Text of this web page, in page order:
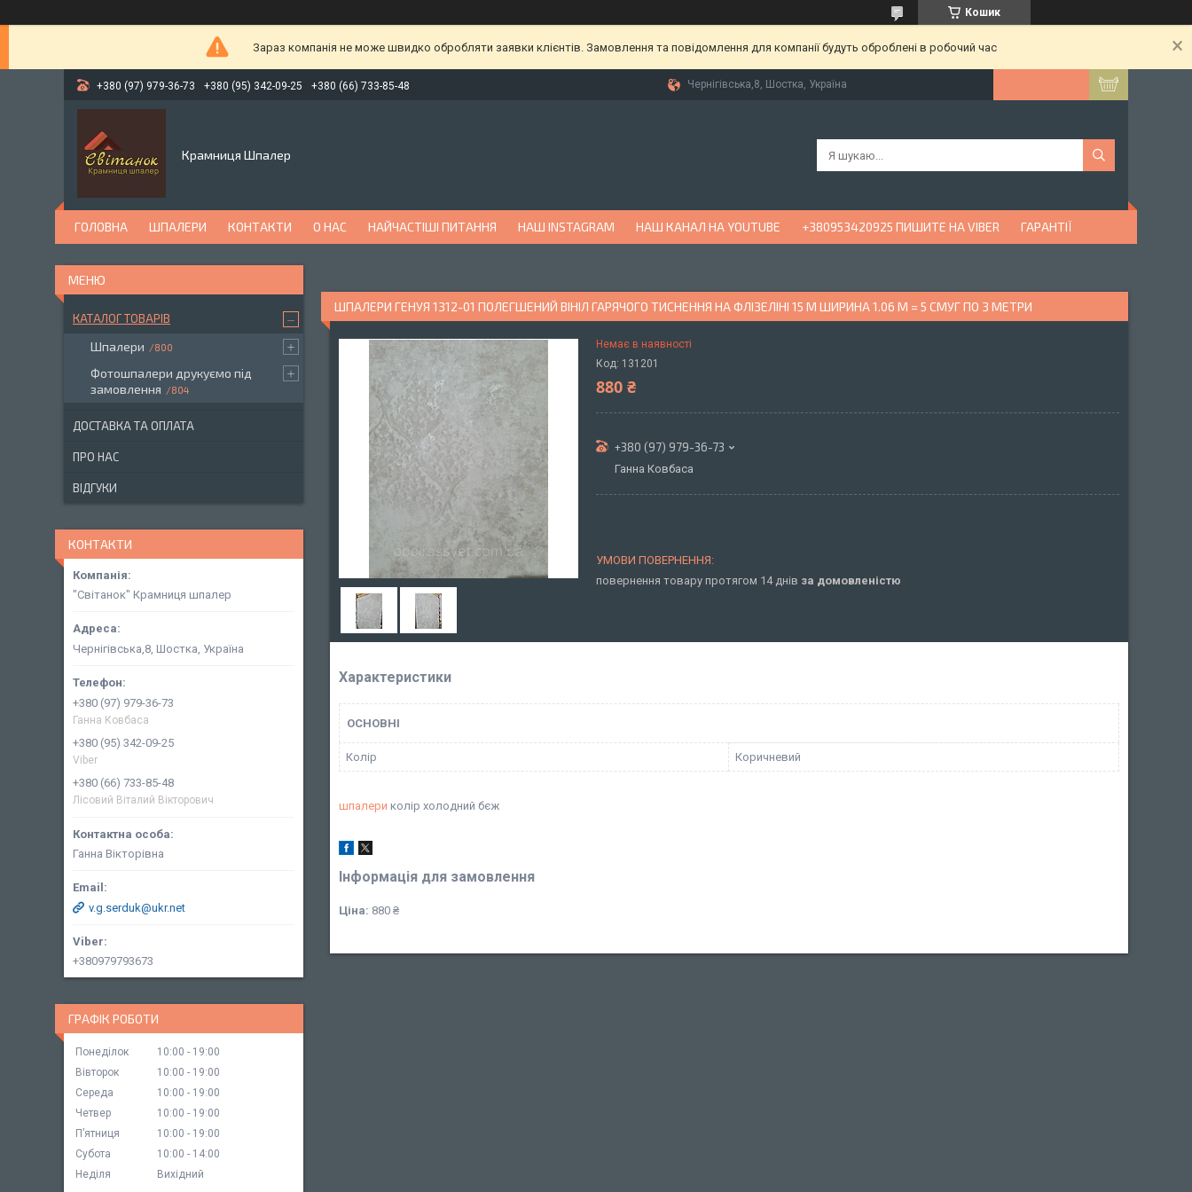
Кошик
Зараз компанія не може швидко обробляти заявки клієнтів. Замовлення та повідомлення для компанії будуть оброблені в робочий час
+380 (97) 979-36-73 +380 (95) 342-09-25 +380 (66) 733-85-48 Чернігівська,8, Шостка, Україна
Крамниця Шпалер
ГОЛОВНА ШПАЛЕРИ КОНТАКТИ О НАС НАЙЧАСТІШІ ПИТАННЯ НАШ INSTAGRAM НАШ КАНАЛ НА YOUTUBE +380953420925 ПИШИТЕ НА VIBER ГАРАНТІЇ
ШПАЛЕРИ ГЕНУЯ 1312-01 ПОЛЕГШЕНИЙ ВІНІЛ ГАРЯЧОГО ТИСНЕННЯ НА ФЛІЗЕЛІНІ 15 М ШИРИНА 1.06 М = 5 СМУГ ПО 3 МЕТРИ
Немає в наявності
Код: 131201
880 ₴
+380 (97) 979-36-73
Ганна Ковбаса
повернення товару протягом 14 днів за домовленістю
Характеристики
ОСНОВНІ
Колір Коричневий
шпалери колір холодний бєж
Інформація для замовлення
Ціна: 880 ₴
КАТАЛОГ ТОВАРІВ
Шпалери 800
Фотошпалери друкуємо під
замовлення
804
ДОСТАВКА ТА ОПЛАТА
ПРО НАС
ВІДГУКИ
КОНТАКТИ
"Світанок" Крамниця шпалер
Чернігівська,8, Шостка, Україна
+380 (97) 979-36-73
Ганна Ковбаса
+380 (95) 342-09-25
Viber
+380 (66) 733-85-48
Лісовий Віталий Вікторович
Ганна Вікторівна
v.g.serduk@ukr.net
+380979793673
ГРАФІК РОБОТИ
Понеділок 10:00
19:00
Вівторок
10:00
19:00
Середа
10:00
19:00
Четвер
10:00
19:00
Пʼятниця
10:00
19:00
Субота
10:00
14:00
Неділя
Вихідний